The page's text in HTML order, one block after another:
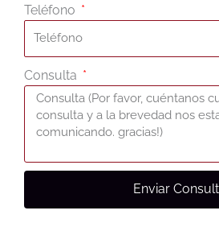
Teléfono
Consulta
Enviar